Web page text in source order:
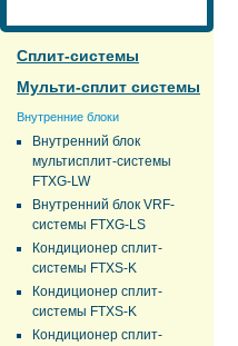
Сплит-системы
Мульти-сплит системы
Внутренние блоки
Внутренний блок
мультисплит-системы
FTXG-LW
Внутренний блок VRF-
системы FTXG-LS
Кондиционер сплит-
системы FTXS-K
Кондиционер сплит-
системы FTXS-K
Кондиционер сплит-